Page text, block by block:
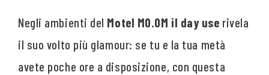
Negli ambienti del Motel MO.OM il day use rivela
il suo volto più glamour: se tu e la tua metà
avete poche ore a disposizione, con questa